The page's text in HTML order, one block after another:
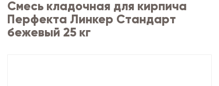
Смесь кладочная для кирпича
Перфекта Линкер Стандарт
бежевый 25 кг